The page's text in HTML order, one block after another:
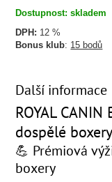
Dostupnost: skladem
DPH: 12 %
Bonus klub: 15 bodů
Další informace
ROYAL
dospělé boxery
💪 Prémiová
boxery